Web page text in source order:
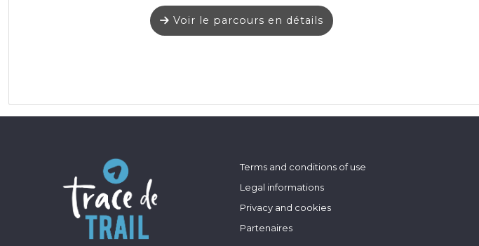
Voir le parcours en détails
Terms and conditions of use
Legal informations
Privacy and cookies
Partenaires